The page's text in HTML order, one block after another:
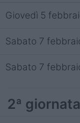
Giovedì 5
Sabato 7
Sabato 7
2ª giornata